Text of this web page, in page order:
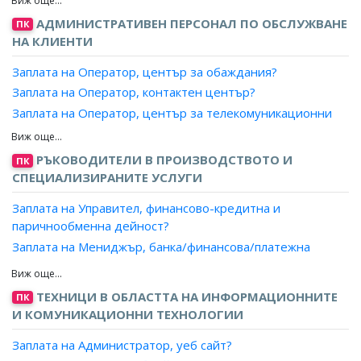
Заплата на Специалист, игри и тиражи?
Заплата на Координатор програмна дейност, радио и
телевизия?
Заплата на Специалист, банка/финансова/платежна
институция?
Заплата на Управител, супермаркет?
Заплата на Управител, универсален магазин?
Заплата на Ръководител отдел, складово стопанство?
Заплата на Отговорен магистър-фармацевт,
ръководител на склад за търговия на едро с
лекарствени продукти?
ПК АДМИНИСТРАТИВЕН ПЕРСОНАЛ ПО ОБСЛУЖВАНЕ
НА КЛИЕНТИ
Заплата на Оператор, център за обаждания?
Заплата на Оператор, контактен център?
Заплата на Оператор, център за телекомуникационни
услуги?
Заплата на Специалист, телефон на зрителя?
Заплата на Информатор, пътническо обслужване?
ПК РЪКОВОДИТЕЛИ В ПРОИЗВОДСТВОТО И
СПЕЦИАЛИЗИРАНИТЕ УСЛУГИ
Заплата на Управител, финансово-кредитна и
паричнообменна дейност?
Заплата на Мениджър, банка/финансова/платежна
Заплата на Управител, клон на застрахователна
институция?
Заплата на Ръководител екип, банка/финансова/
платежна институция?
ПК ТЕХНИЦИ В ОБЛАСТТА НА ИНФОРМАЦИОННИТЕ
И КОМУНИКАЦИОННИ ТЕХНОЛОГИИ
Заплата на Администратор, уеб сайт?